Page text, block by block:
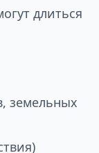
длиться
земельных